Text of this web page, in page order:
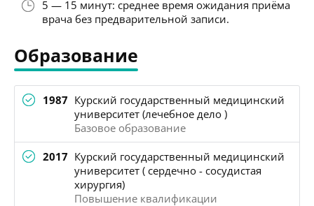
5 — 15 минут: среднее время ожидания приёма
врача без предварительной записи.
Образование
1987 Курский государственный медицинский
университет (лечебное дело )
Базовое образование
2017 Курский государственный медицинский
университет ( сердечно - сосудистая
хирургия)
Повышение квалификации